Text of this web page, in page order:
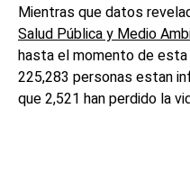
Mientras que datos
Salud Pública y Medio
hasta el momento de esta
225,283 personas estan
que 2,521 han perdido la